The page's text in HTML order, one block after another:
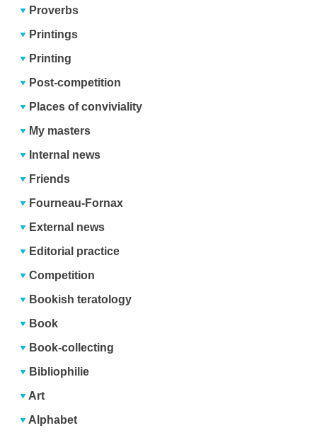
Proverbs
Printings
Printing
Post-competition
Places of conviviality
My masters
Internal news
Friends
Fourneau-Fornax
External news
Editorial practice
Competition
Bookish teratology
Book
Book-collecting
Bibliophilie
Art
Alphabet